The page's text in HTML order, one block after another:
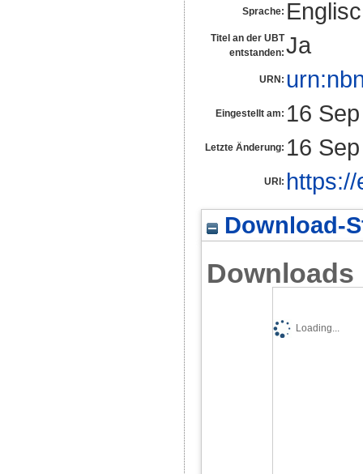
Sprache:
Titel an der UBT
entstanden: Ja
URN:
Eingestellt am: 16
Letzte Änderung: 16
URI:
Download-
Downloads
Loading...